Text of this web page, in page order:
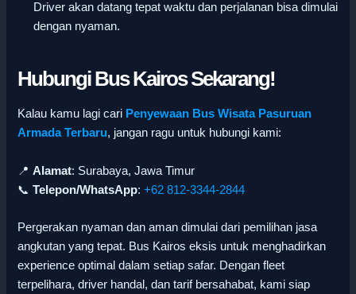
Driver akan datang tepat waktu dan perjalanan bisa dimulai
dengan nyaman.
Hubungi Bus Kairos Sekarang!
Kalau kamu lagi cari Penyewaan Bus Wisata Pasuruan
Armada Terbaru, jangan ragu untuk hubungi kami:
📍Alamat: Surabaya, Jawa Timur
📞Telepon/WhatsApp:+62 812-3344-2844
Pergerakan nyaman dan aman dimulai dari pemilihan jasa
angkutan yang tepat. Bus Kairos eksis untuk menghadirkan
experience optimal dalam setiap safar. Dengan fleet
terpelihara, driver handal, dan tarif bersahabat, kami siap